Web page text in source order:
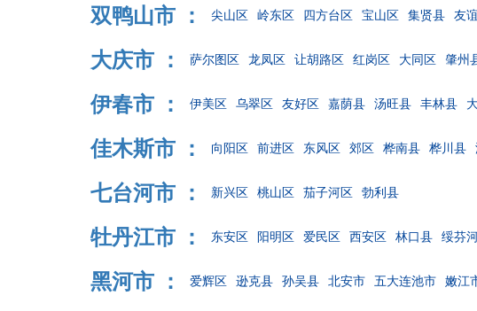
双鸭山市 ： 尖山区 岭东区 四方台区 宝山区 集贤县 友
大庆市 ： 萨尔图区 龙凤区 让胡路区 红岗区 大同区 肇州
伊春市 ： 伊美区 乌翠区 友好区 嘉荫县 汤旺县 丰林县
佳木斯市 ： 向阳区 前进区 东风区 郊区 桦南县 桦川县
七台河市 ： 新兴区 桃山区 茄子河区 勃利县
牡丹江市 ： 东安区 阳明区 爱民区 西安区 林口县 绥芬
黑河市 ： 爱辉区 逊克县 孙吴县 北安市 五大连池市 嫩江